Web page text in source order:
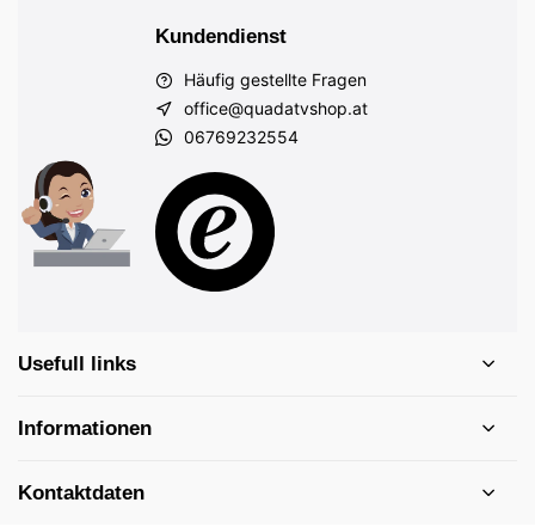
Kundendienst
Häufig gestellte Fragen
office@quadatvshop.at
06769232554
Usefull links
Informationen
Kontaktdaten